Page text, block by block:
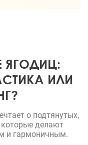
ЯГОДИЦ:
ИЛИ
о подтянутых,
которые делают
и гармоничным.